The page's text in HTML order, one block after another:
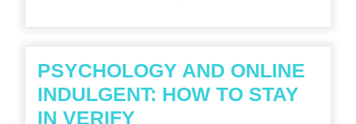
PSYCHOLOGY AND ONLINE
INDULGENT: HOW TO STAY
IN VERIFY